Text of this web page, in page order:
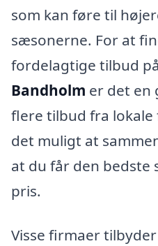
som kan føre til
sæsonerne. For at
fordelagtige tilbud på
Bandholm er det en
flere tilbud fra
det muligt at
at du får den bedste
pris.
Visse firmaer